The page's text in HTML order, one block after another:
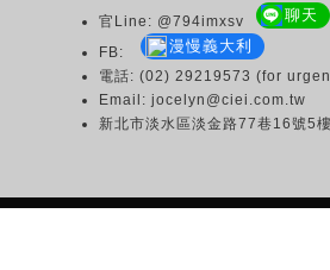
官Line: @794imxsv
聊天
FB: 漫慢義大利
電話: (02) 29219573 (for
Email: jocelyn@ciei.com.tw
新北市淡水區淡金路77巷16號5樓